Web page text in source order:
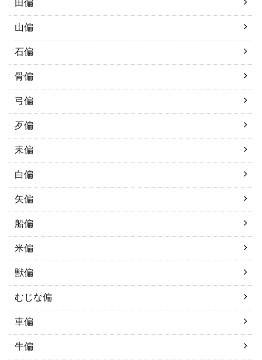
田偏
山偏
石偏
骨偏
弓偏
歹偏
耒偏
白偏
矢偏
船偏
米偏
獣偏
むじな偏
車偏
牛偏